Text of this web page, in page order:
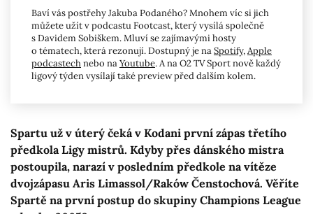
Baví vás postřehy Jakuba Podaného? Mnohem víc si jich
můžete užít v podcastu Footcast, který vysílá společně
s Davidem Sobiškem. Mluví se zajímavými hosty
o tématech, která rezonují. Dostupný je naSpotify,Apple
podcastechnebo naYoutube. A na O2 TV Sport nově každý
ligový týden vysílají také preview před dalším kolem.
Spartu už v úterý čeká v Kodani první zápas třetího
předkola Ligy mistrů. Kdyby přes dánského mistra
postoupila, narazí v posledním předkole na vítěze
dvojzápasu Aris Limassol/Raków Čenstochová. Věříte
Spartě na první postup do skupiny Champions League